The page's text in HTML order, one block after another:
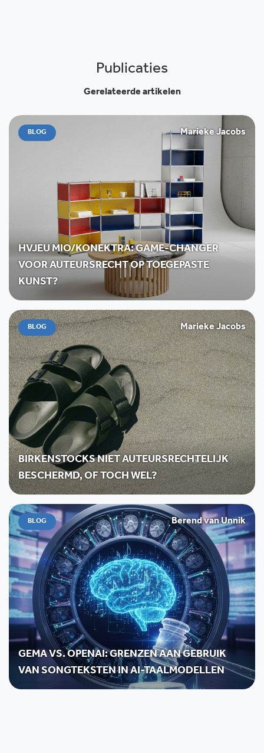
Publicaties
Gerelateerde artikelen
BLOG Marieke Jacobs
HVJEU MIO/KONEKTRA: GAME-CHANGER
VOOR AUTEURSRECHT OP TOEGEPASTE
KUNST?
BLOG Marieke Jacobs
BIRKENSTOCKS NIET AUTEURSRECHTELIJK
BESCHERMD, OF TOCH WEL?
BLOG Berend van Unnik
GEMA VS. OPENAI: GRENZEN AAN GEBRUIK
VAN SONGTEKSTEN IN AI-TAALMODELLEN